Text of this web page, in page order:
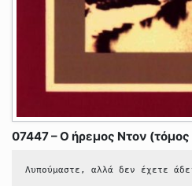
07447 – Ο ήρεμος Ντον
Λυπούμαστε, αλλά δεν έχετε